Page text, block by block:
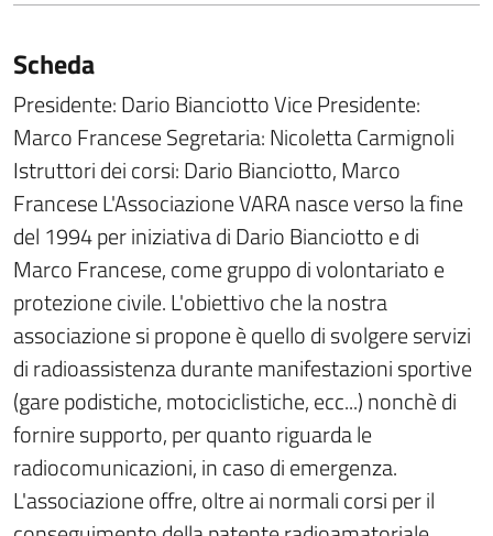
Scheda
Presidente: Dario Bianciotto Vice Presidente:
Marco Francese Segretaria: Nicoletta Carmignoli
Istruttori dei corsi: Dario Bianciotto, Marco
Francese L'Associazione VARA nasce verso la fine
del 1994 per iniziativa di Dario Bianciotto e di
Marco Francese, come gruppo di volontariato e
protezione civile. L'obiettivo che la nostra
associazione si propone è quello di svolgere servizi
di radioassistenza durante manifestazioni sportive
(gare podistiche, motociclistiche, ecc...) nonchè di
fornire supporto, per quanto riguarda le
radiocomunicazioni, in caso di emergenza.
L'associazione offre, oltre ai normali corsi per il